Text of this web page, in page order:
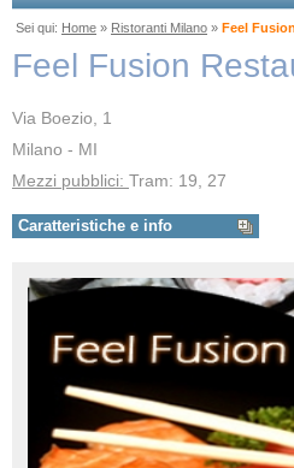
Sei qui: Home » Ristoranti Milano » Feel
Feel Fusion
Via Boezio, 1
Milano - MI
Mezzi pubblici: Tram: 19, 27
Caratteristiche e info